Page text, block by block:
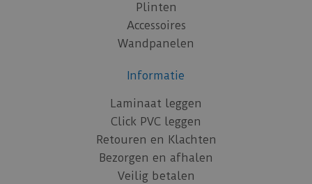
Plinten
Accessoires
Wandpanelen
Informatie
Laminaat leggen
Click PVC leggen
Retouren en Klachten
Bezorgen en afhalen
Veilig betalen